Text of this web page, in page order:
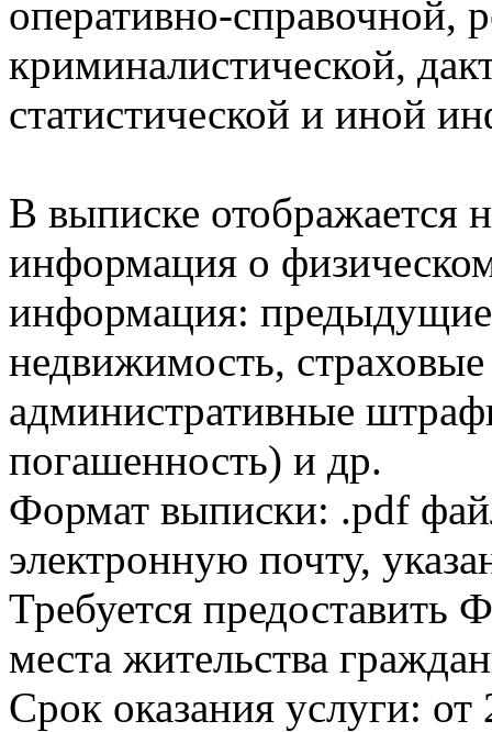
оперативно-справочной,
криминалистической,
статистической и иной
В выписке отображается
информация о
информация:
недвижимость,
административные
погашенность) и др.
Формат выписки: .pdf
электронную почту,
Требуется
места жительства
Срок оказания услуги: от